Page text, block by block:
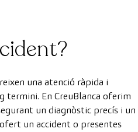
una atenció ràpida i
termini. En CreuBlanca oferim
un diagnòstic precís i un
un accident o presentes